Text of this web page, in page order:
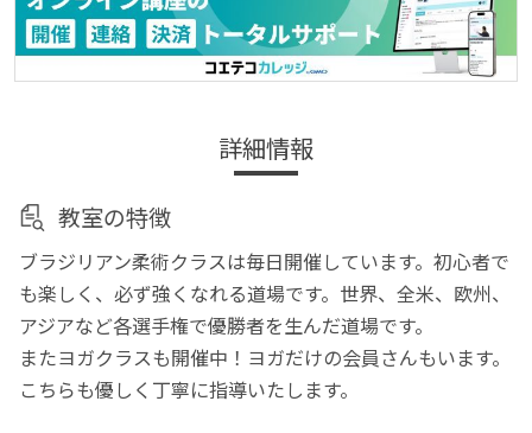
詳細情報
教室の特徴
ブラジリアン柔術クラスは毎日開催しています。初心者で
も楽しく、必ず強くなれる道場です。世界、全米、欧州、
アジアなど各選手権で優勝者を生んだ道場です。
またヨガクラスも開催中！ヨガだけの会員さんもいます。
こちらも優しく丁寧に指導いたします。